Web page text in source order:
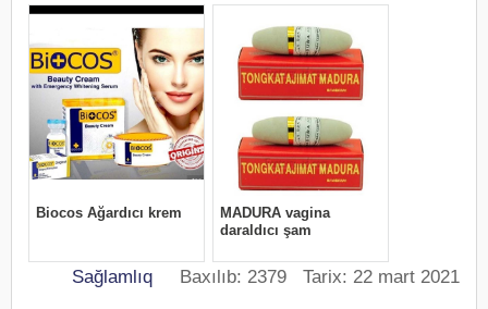
Sağlamlıq Baxılıb: 2379 Tarix: 22 mart 2021